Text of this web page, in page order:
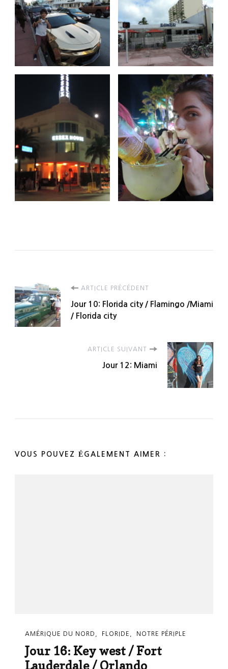
Navigation
d'article
ARTICLE PRÉCÉDENT
Jour 10: Florida city / Flamingo /Miami
/ Florida city
ARTICLE SUIVANT
Jour 12: Miami
VOUS POUVEZ ÉGALEMENT AIMER :
AMÉRIQUE DU NORD FLORIDE NOTRE PÉRIPLE
Jour 16: Key west / Fort
Lauderdale / Orlando